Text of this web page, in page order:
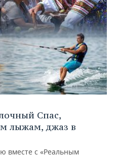
Спас,
лыжам, джаз в
вместе с «Реальным